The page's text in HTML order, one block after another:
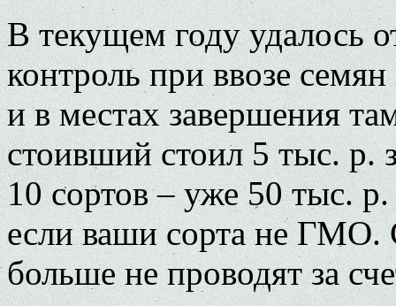
В текущем году удалось
контроль при ввозе
и в местах завершения
стоивший стоил 5 тыс. р.
10 сортов – уже 50 тыс. р.
если ваши сорта не ГМО.
больше не проводят за